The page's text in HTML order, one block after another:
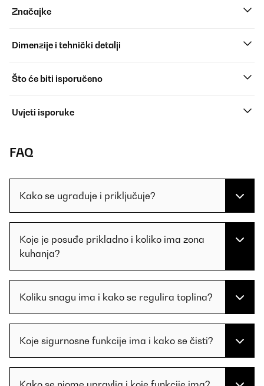
Značajke
Dimenzije i tehnički detalji
Što će biti isporučeno
Uvjeti isporuke
FAQ
Kako se ugrađuje i priključuje?
Koje je posuđe prikladno i koliko ima zona
kuhanja?
Koliku snagu ima i kako se regulira toplina?
Koje sigurnosne funkcije ima i kako se čisti?